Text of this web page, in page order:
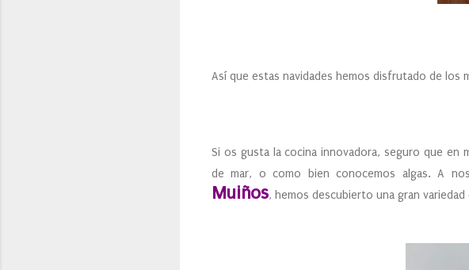
Así que estas navidades hemos disfrutado de los
Si os gusta la cocina innovadora, seguro que en
de mar, o como bien conocemos algas. A
Muiños, hemos descubierto una gran